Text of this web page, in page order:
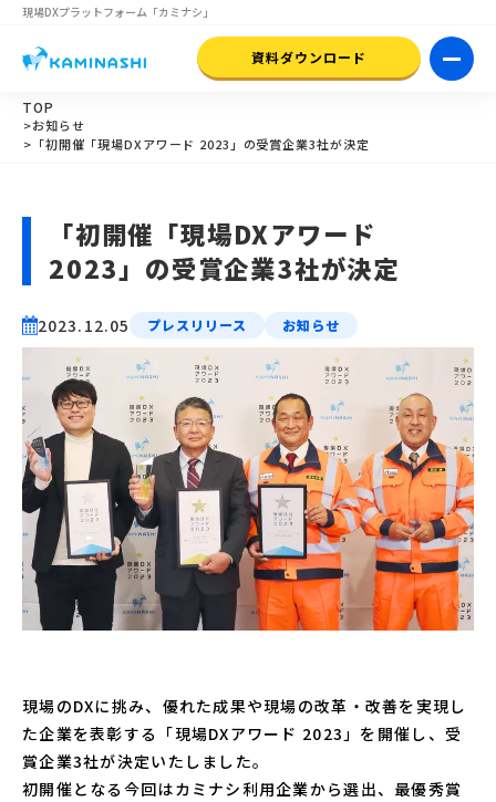
現場DXプラットフォーム 「カミナシ」
資料ダウンロード
TOP
>お知らせ
>「初開催「現場DXアワード 2023」の受賞企業3社が決定
「初開催「現場DXアワード
2023」の受賞企業3社が決定
2023.12.05 プレスリリース お知らせ
現場のDXに挑み、優れた成果や現場の改革・改善を実現し
た企業を表彰する「現場DXアワード 2023」を開催し、受
賞企業3社が決定いたしました。
初開催となる今回はカミナシ利用企業から選出、最優秀賞